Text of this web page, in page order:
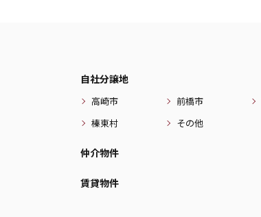
自社分譲地
高崎市 前橋市
榛東村
その他
仲介物件
賃貸物件